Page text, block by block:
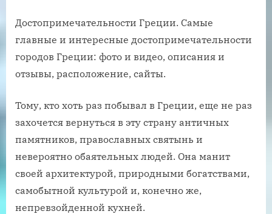
Достопримечательности Греции. Самые
главные и интересные достопримечательности
городов Греции: фото и видео, описания и
отзывы, расположение, сайты.
Тому, кто хоть раз побывал в Греции, еще не раз
захочется вернуться в эту страну античных
памятников, православных святынь и
невероятно обаятельных людей. Она манит
своей архитектурой, природными богатствами,
самобытной культурой и, конечно же,
непревзойденной кухней.